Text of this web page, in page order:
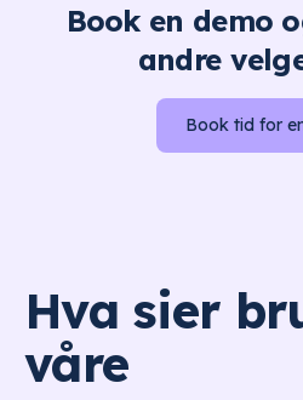
Book en demo
andre
Book tid for
Hva sier
våre